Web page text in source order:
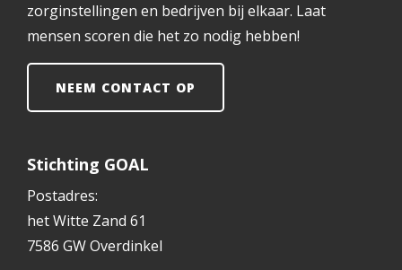
zorginstellingen en bedrijven bij elkaar. Laat
mensen scoren die het zo nodig hebben!
NEEM CONTACT OP
Stichting GOAL
Postadres:
het Witte Zand 61
7586 GW Overdinkel